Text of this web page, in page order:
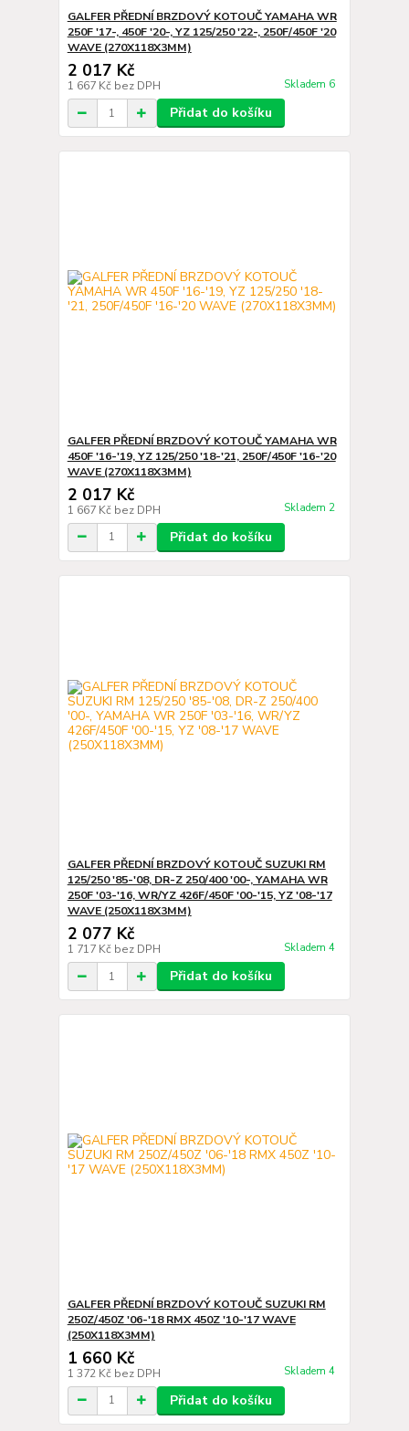
GALFER PŘEDNÍ BRZDOVÝ KOTOUČ YAMAHA WR
250F '17-, 450F '20-, YZ 125/250 '22-, 250F/450F '20
WAVE (270X118X3MM)
2 017 Kč
1 667 Kč bez DPH Skladem 6
Přidat do košíku
GALFER PŘEDNÍ BRZDOVÝ KOTOUČ YAMAHA WR
450F '16-'19, YZ 125/250 '18-'21, 250F/450F '16-'20
WAVE (270X118X3MM)
2 017 Kč
1 667 Kč bez DPH Skladem 2
Přidat do košíku
GALFER PŘEDNÍ BRZDOVÝ KOTOUČ SUZUKI RM
125/250 '85-'08, DR-Z 250/400 '00-, YAMAHA WR
250F '03-'16, WR/YZ 426F/450F '00-'15, YZ '08-'17
WAVE (250X118X3MM)
2 077 Kč
1 717 Kč bez DPH Skladem 4
Přidat do košíku
GALFER PŘEDNÍ BRZDOVÝ KOTOUČ SUZUKI RM
250Z/450Z '06-'18 RMX 450Z '10-'17 WAVE
(250X118X3MM)
1 660 Kč
1 372 Kč bez DPH Skladem 4
Přidat do košíku